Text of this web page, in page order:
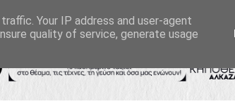
Your IP address and user-agent
quality of service, generate usage